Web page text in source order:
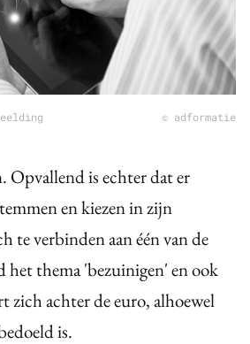
© adformatie
Opvallend is echter dat er
en kiezen in zijn
te verbinden aan één van de
het thema 'bezuinigen' en ook
zich achter de euro, alhoewel
is.